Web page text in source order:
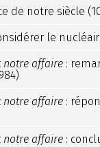
de notre siècle
le
notre affaire :
notre affaire :
notre affaire :